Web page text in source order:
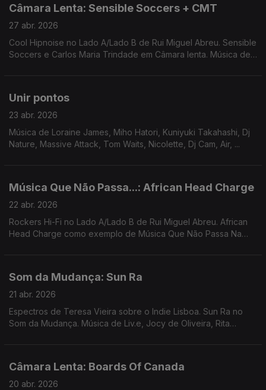
Câmara Lenta: Sensible Soccers + CMT
27 abr. 2026
Cool Hipnoise no Lado A/Lado B de Rui Miguel Abreu. Sensible
Soccers e Carlos Maria Trindade em Câmara lenta. Música de
Unir pontos
23 abr. 2026
Música de Loraine James, Miho Hatori, Kuniyuki Takahashi, Dj
Nature, Massive Attack, Tom Waits, Nicolette, Dj Cam, Air, ...
Música Que Não Passa...: African Head Charge
22 abr. 2026
Rockers Hi-Fi no Lado A/Lado B de Rui Miguel Abreu. African
Head Charge como exemplo de Música Que Não Passa Na
Som da Mudança: Sun Ra
21 abr. 2026
Espectros de Teresa Vieira sobre o Indie Lisboa. Sun Ra no
Som da Mudança. Música de Liv.e, Jocy de Oliveira, Rita
Câmara Lenta: Boards Of Canada
20 abr. 2026